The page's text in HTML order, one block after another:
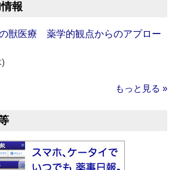
報
の獣医療 薬学的観点からのアプロー
もっと見る »